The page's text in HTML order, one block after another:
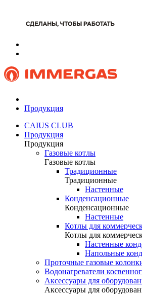
Продукция
CAIUS CLUB
Продукция
Продукция
Газовые котлы
Газовые котлы
Традиционные
Традиционные
Настенные
Конденсационные
Конденсационные
Настенные
Котлы для
Котлы для
Настенные
Напольные
Проточные газовые
Водонагреватели
Аксессуары для
Аксессуары для